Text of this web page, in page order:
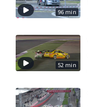
96 min
52 min